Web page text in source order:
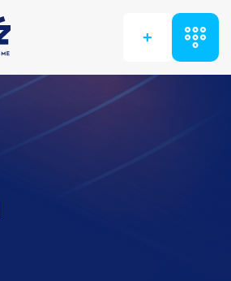
+